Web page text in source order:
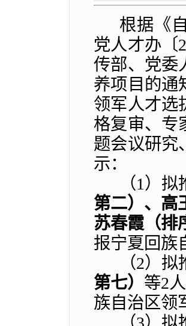
根据《
党人才办〔
传部、党委
养项目的通
领军人才选
格复审、专
题会议研究
示：
（1）拟
第二）、高
苏春霞（排
报宁夏回族
（2）拟
第七） 等2
族自治区领